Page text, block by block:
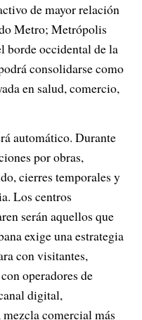
de mayor relación
Metro; Metrópolis
borde occidental de la
consolidarse como
en salud, comercio,
automático. Durante
por obras,
cierres temporales y
Los centros
serán aquellos que
exige una estrategia
con visitantes,
operadores de
digital,
comercial más